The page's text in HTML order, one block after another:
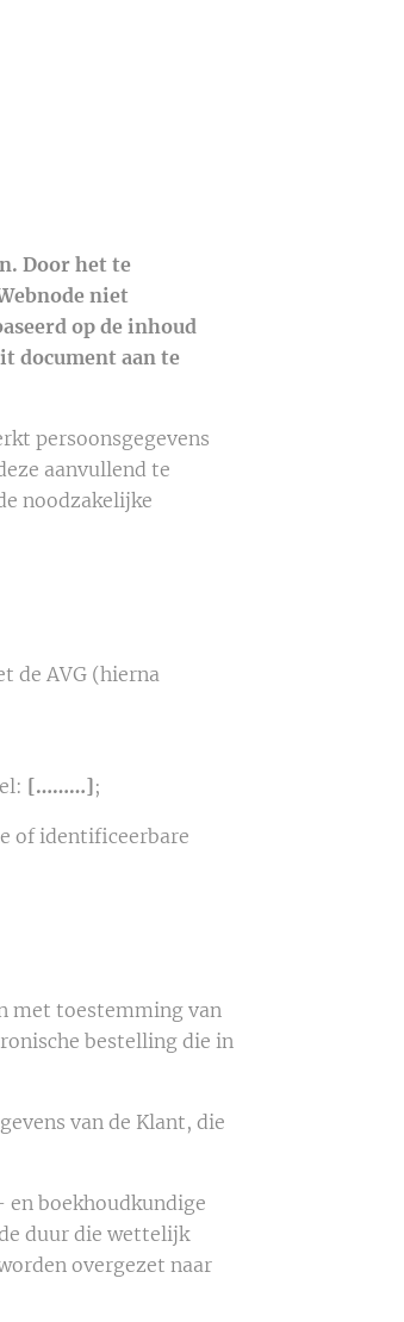
Door het te
niet
op de inhoud
document aan te
persoonsgegevens
aanvullend te
noodzakelijke
de AVG (hierna
[………];
of identificeerbare
met toestemming van
bestelling die in
van de Klant, die
en boekhoudkundige
duur die wettelijk
overgezet naar